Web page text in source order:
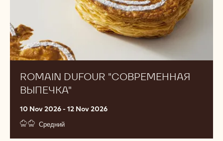
ROMAIN DUFOUR "СОВРЕМЕННАЯ
ВЫПЕЧКА"
10 Nov 2026 - 12 Nov 2026
Средний